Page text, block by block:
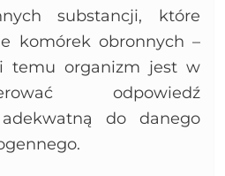
substancji, które
komórek obronnych –
temu organizm jest w
odpowiedź
do danego